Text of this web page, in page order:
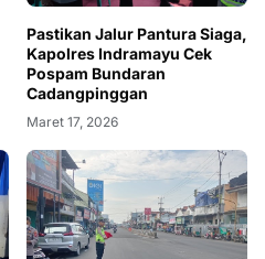
Pastikan Jalur Pantura Siaga,
Kapolres Indramayu Cek
Pospam Bundaran
Cadangpinggan
Maret 17, 2026